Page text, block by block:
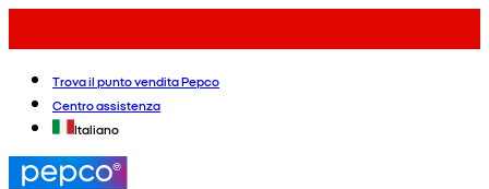
Trova il punto vendita Pepco
Centro assistenza
Italiano